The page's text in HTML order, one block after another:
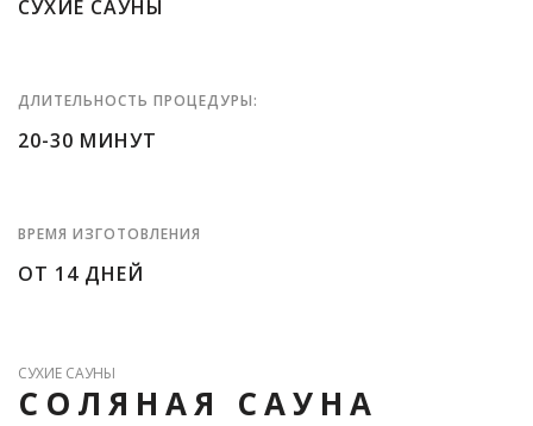
СУХИЕ САУНЫ
ДЛИТЕЛЬНОСТЬ ПРОЦЕДУРЫ:
20-30 МИНУТ
ВРЕМЯ ИЗГОТОВЛЕНИЯ
ОТ 14 ДНЕЙ
СУХИЕ САУНЫ
СОЛЯНАЯ САУНА